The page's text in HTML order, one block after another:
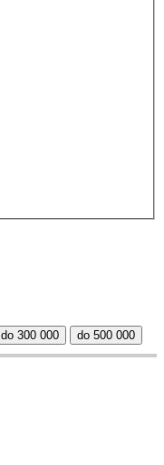
do 300 000 do 500 000